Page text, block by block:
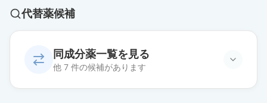
代替薬候補
同成分薬一覧を見る
他 7 件の候補があります